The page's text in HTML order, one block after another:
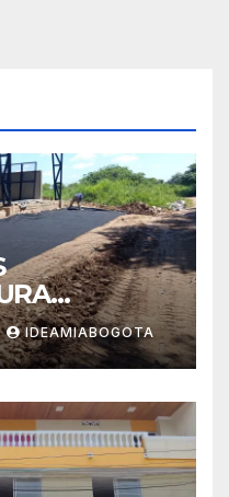
IDEAMIABOGOTA